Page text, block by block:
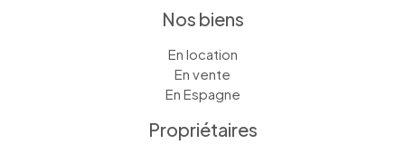
Nos biens
En location
En vente
En Espagne
Propriétaires